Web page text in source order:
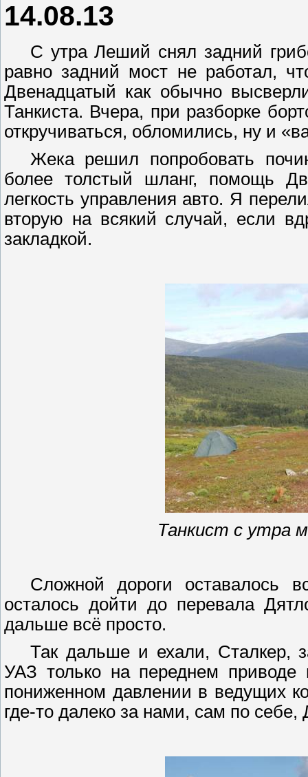
14.08.13
С утра Леший снял задний
равно задний мост не работал,
Двенадцатый как обычно
Танкиста. Вчера, при разборке
откручиваться, обломились, ну и
Жека решил попробовать
более толстый шланг, помощь Д
легкость управления авто. Я
вторую на всякий случай, если
закладкой.
Танкист с утра
Сложной дороги
осталось дойти до перевала
дальше всё просто.
Так дальше и ехали, Сталкер,
УАЗ только на переднем
пониженном давлении в ведущих
где-то далеко за нами, сам по